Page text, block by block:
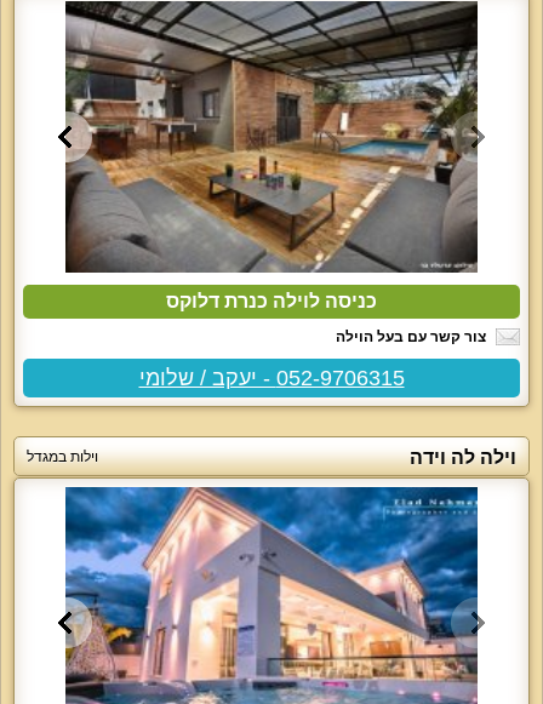
כניסה לוילה כנרת דלוקס
צור קשר עם בעל הוילה
052-9706315 - יעקב / שלומי
וילה לה וידה וילות במגדל